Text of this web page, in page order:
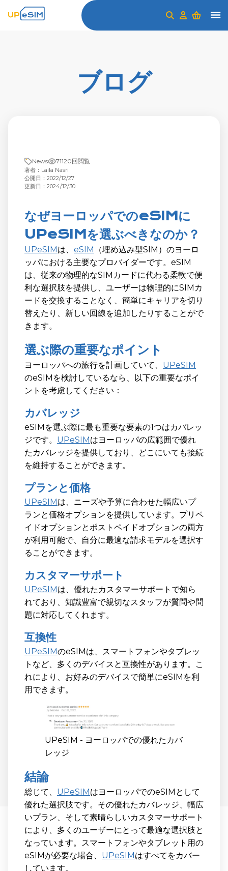
ブログ
News 71120回閲覧
著者：Laila Nasri
公開日：2022/12/27
更新日：2024/12/30
なぜヨーロッパでのeSIMに
UPeSIMを選ぶべきなのか？
UPeSIMは、 eSIM
（埋め込み型SIM）のヨーロ
ッパにおける主要なプロバイダーです。eSIM
は、従来の物理的なSIMカードに代わる柔軟で便
利な選択肢を提供し、ユーザーは物理的にSIMカ
ードを交換することなく、簡単にキャリアを切り
替えたり、新しい回線を追加したりすることがで
きます。
選ぶ際の重要なポイント
ヨーロッパへの旅行を計画していて、 UPeSIM
のeSIMを検討しているなら、以下の重要なポイ
ントを考慮してください：
カバレッジ
eSIMを選ぶ際に最も重要な要素の1つはカバレッ
ジです。 UPeSIMはヨーロッパの広範囲で優れ
たカバレッジを提供しており、どこにいても接続
を維持することができます。
プランと価格
UPeSIMは、ニーズや予算に合わせた幅広いプ
ランと価格オプションを提供しています。プリペ
イドオプションとポストペイドオプションの両方
が利用可能で、自分に最適な請求モデルを選択す
ることができます。
カスタマーサポート
UPeSIMは、優れたカスタマーサポートで知ら
れており、知識豊富で親切なスタッフが質問や問
題に対応してくれます。
互換性
UPeSIMのeSIMは、スマートフォンやタブレッ
トなど、多くのデバイスと互換性があります。こ
れにより、お好みのデバイスで簡単にeSIMを利
用できます。
UPeSIM - ヨーロッパでの優れたカバ
レッジ
結論
総じて、 UPeSIM はヨーロッパでのeSIMとして
優れた選択肢です。その優れたカバレッジ、幅広
いプラン、そして素晴らしいカスタマーサポート
により、多くのユーザーにとって最適な選択肢と
なっています。スマートフォンやタブレット用の
eSIMが必要な場合、 UPeSIM はすべてをカバー
しています。